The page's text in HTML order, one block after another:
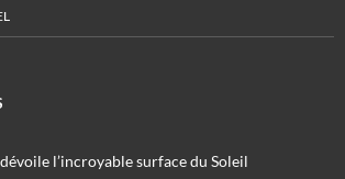
l’incroyable surface du Soleil